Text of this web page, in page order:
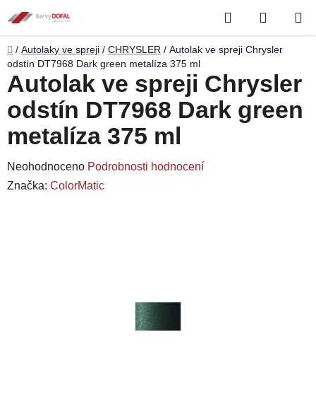
na
obsah
Hledat
KOŠÍK
Domů
/ Autolaky ve spreji / CHRYSLER / Autolak ve spreji Chrysler
odstín DT7968 Dark green metalíza 375 ml
Autolak ve spreji Chrysler
odstín DT7968 Dark green
metalíza 375 ml
Průměrné
hodnocení
Neohodnoceno Podrobnosti hodnocení
Značka: ColorMatic